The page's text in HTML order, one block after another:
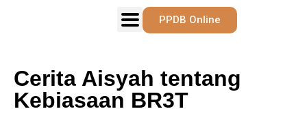
PPDB Online
Cerita Aisyah tentang
Kebiasaan BR3T